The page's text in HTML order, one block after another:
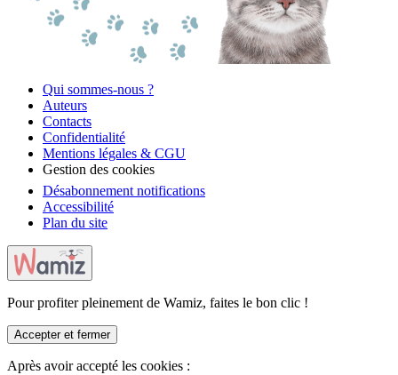
Qui sommes-nous ?
Auteurs
Contacts
Confidentialité
Mentions légales & CGU
Gestion des cookies
Désabonnement notifications
Accessibilité
Plan du site
Pour profiter pleinement de Wamiz, faites le bon clic !
Accepter et fermer
Après avoir accepté les cookies :